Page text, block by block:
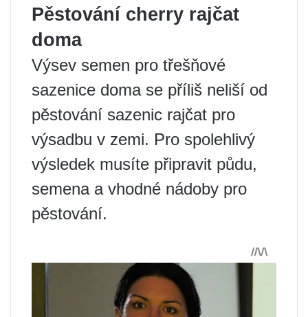
Pěstování cherry rajčat
doma
Výsev semen pro třešňové
sazenice doma se příliš neliší od
pěstování sazenic rajčat pro
výsadbu v zemi. Pro spolehlivý
výsledek musíte připravit půdu,
semena a vhodné nádoby pro
pěstování.